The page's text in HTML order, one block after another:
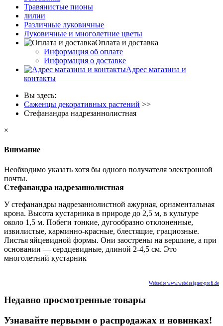
Травянистые пионы
лилии
Различные луковичные
Луковичные и многолетние цветы
Оплата и доставка
Информация об оплате
Информация о доставке
Адрес магазина и
контакты
Вы здесь:
Саженцы декоративных растений >>
Стефанандра надрезаннолистная
×
Внимание
Необходимо указать хотя бы одного получателя электронной
почты.
Стефанандра надрезаннолистная
У стефанандры надрезаннолистной ажурная, орнаментальная
крона. Высота кустарника в природе до 2,5 м, в культуре
около 1,5 м. Побеги тонкие, дугообразно отклоненные,
извилистые, карминно-красные, блестящие, грациозные.
Листья яйцевидной формы. Они заострены на вершине, а при
основании — сердцевидные, длиной 2-4,5 см. Это
многолетний кустарник
Webseite www.webdesigner-profi.de
Недавно просмотренные товары
Узнавайте первыми о распродажах и новинках!